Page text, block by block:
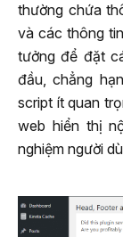
thường chứa
và các thông
tưởng để đặt
đầu, chẳng
script ít quan
web hiển thị
nghiệm người